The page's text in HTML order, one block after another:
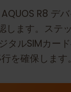
R8 デ
します。ステ
タルSIMカー
を確保します。